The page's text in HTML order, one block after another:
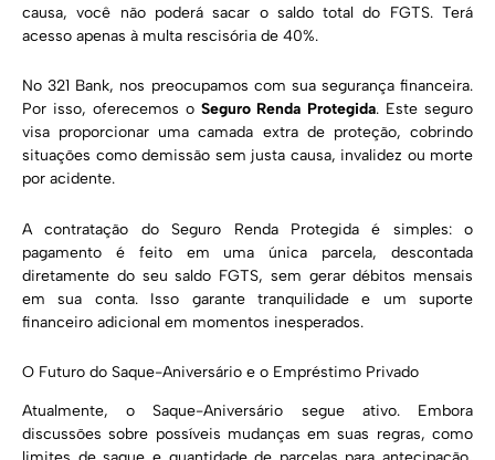
causa, você não poderá sacar o saldo total do FGTS. Terá
acesso apenas à multa rescisória de 40%.
No 321 Bank, nos preocupamos com sua segurança financeira.
Por isso, oferecemos o Seguro Renda Protegida. Este seguro
visa proporcionar uma camada extra de proteção, cobrindo
situações como demissão sem justa causa, invalidez ou morte
por acidente.
A contratação do Seguro Renda Protegida é simples: o
pagamento é feito em uma única parcela, descontada
diretamente do seu saldo FGTS, sem gerar débitos mensais
em sua conta. Isso garante tranquilidade e um suporte
financeiro adicional em momentos inesperados.
O Futuro do Saque-Aniversário e o Empréstimo Privado
Atualmente, o Saque-Aniversário segue ativo. Embora
discussões sobre possíveis mudanças em suas regras, como